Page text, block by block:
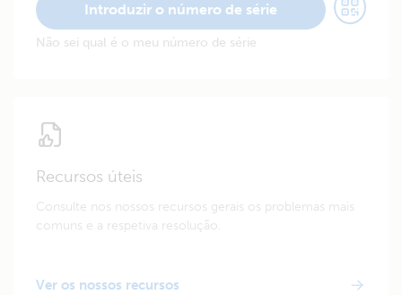
Introduzir o número de série
Não sei qual é o meu número de série
Recursos úteis
Consulte nos nossos recursos gerais os problemas mais
comuns e a respetiva resolução.
Ver os nossos recursos